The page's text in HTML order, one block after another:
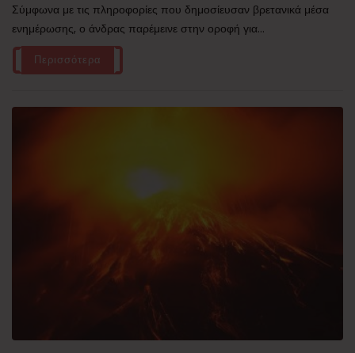
Σύμφωνα με τις πληροφορίες που δημοσίευσαν βρετανικά μέσα
ενημέρωσης, ο άνδρας παρέμεινε στην οροφή για...
Περισσότερα